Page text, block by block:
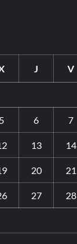
J V
5 6 7
13 14
20 21
27 28